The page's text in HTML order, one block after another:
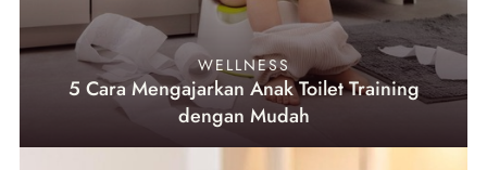
WELLNESS
5 Cara Mengajarkan Anak Toilet Training
dengan Mudah